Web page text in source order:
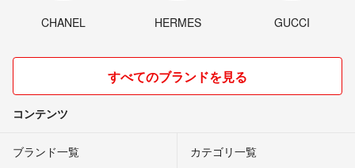
CHANEL HERMES GUCCI
すべてのブランドを見る
コンテンツ
ブランド一覧 カテゴリ一覧